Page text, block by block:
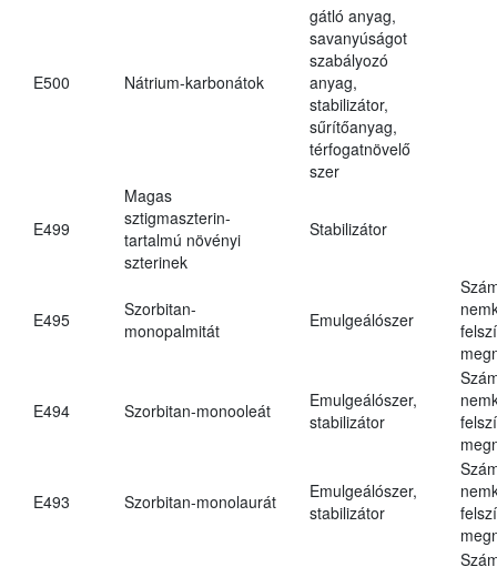
E500 Nátrium-karbonátok
gátló anyag,
savanyúságot
szabályozó
anyag,
stabilizátor,
sűrítőanyag,
térfogatnövelő
szer
E499
Magas
sztigmaszterin-
tartalmú növényi
szterinek
Stabilizátor
E495
Szorbitan-
monopalmitát
Emulgeálószer
E494 Szorbitan-monooleát
Emulgeálószer,
stabilizátor
E493 Szorbitan-monolaurát
Emulgeálószer,
stabilizátor